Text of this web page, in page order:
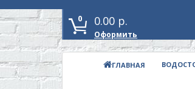
0 0.00 р.
Оформить
ГЛАВНАЯ